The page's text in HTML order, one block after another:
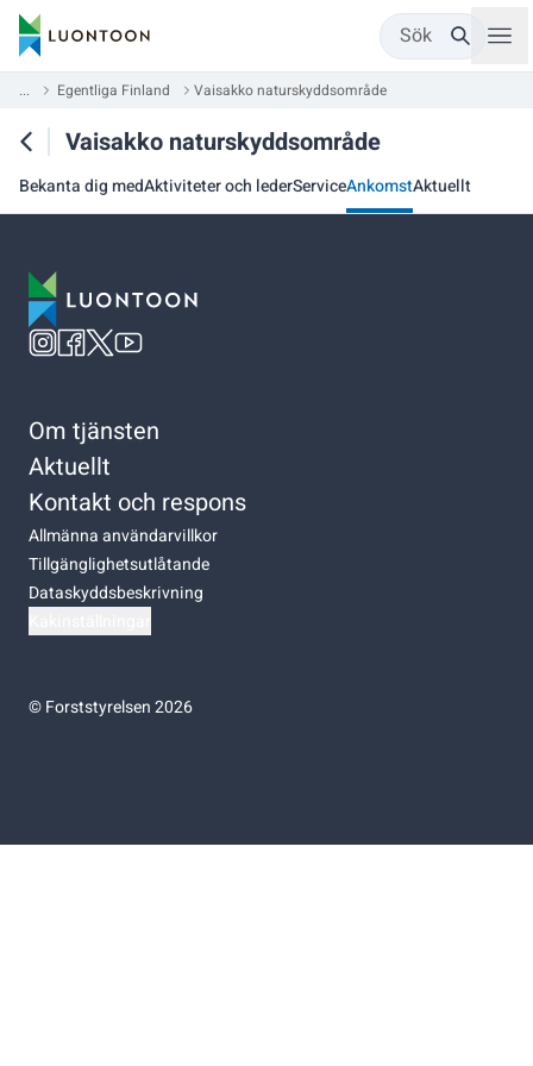
Sök
... Egentliga Finland Vaisakko naturskyddsområde
Vaisakko naturskyddsområde
Bekanta dig medAktiviteter och lederServiceAnkomstAktuellt
Om tjänsten
Aktuellt
Kontakt och respons
Allmänna användarvillkor
Tillgänglighetsutlåtande
Dataskyddsbeskrivning
©Forststyrelsen 2026